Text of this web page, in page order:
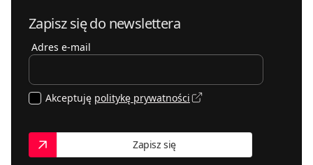
Zapisz się do newslettera
Adres e-mail
Akceptuję politykę prywatności
Zapisz się